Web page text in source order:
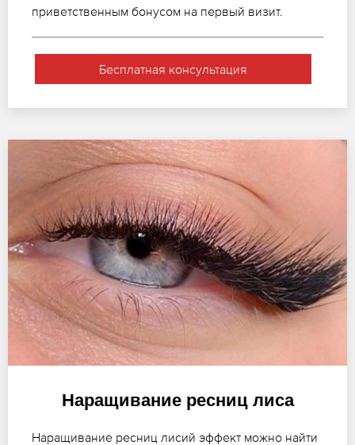
приветственным бонусом на первый визит.
Бесплатная консультация
Наращивание ресниц лиса
Наращивание ресниц лисий эффект можно найти